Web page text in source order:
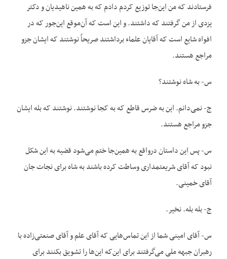
فرستادند که من این‌جا توزیع کردم دادم که به همین ناهیدیان و دکتر
یزدی از من گرفتند که داشتند. و این است که آن‌موقع این‌جور که در
افواه شایع است که آقایان علماء برداشتند صریحاً نوشتند که ایشان جزو
مراجع هستند.
س- به شاه نوشتند؟
ج- نمی‌دانم. این به ضرس قاطع که به کجا نوشتند. نوشتند که بله ایشان
جزو مراجع هستند.
س- پس این داستان درواقع به همین‌جا ختم می‌شود قضیه به این شکل
نبود که آقای شریعتمداری وساطت کرده باشند به شاه برای نجات جان
آقای خمینی.
ج- بله بله. نخیر.
س- آقای امینی شما از این تماس‌هایی که آقای علم و آقای صنعتی‌زاده با
رهبران جبهه ملی می‌گرفتند برای این‌که این‌ها را تشویق بکنند برای